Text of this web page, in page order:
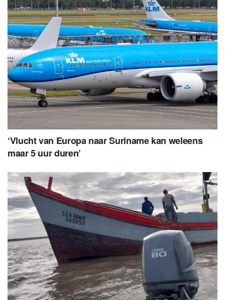
‘Vlucht van Europa naar Suriname kan weleens
maar 5 uur duren’